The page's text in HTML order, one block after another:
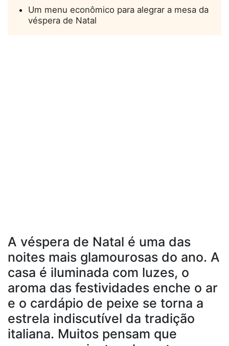
Um menu econômico para alegrar a mesa da
véspera de Natal
A véspera de Natal é uma das
noites mais glamourosas do ano. A
casa é iluminada com luzes, o
aroma das festividades enche o ar
e o cardápio de peixe se torna a
estrela indiscutível da tradição
italiana. Muitos pensam que